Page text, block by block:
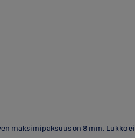
maksimipaksuus on 8 mm.